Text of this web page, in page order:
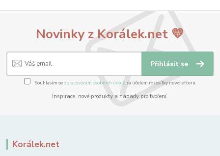
Novinky z Korálek.net 💛
Přihlásit se
Souhlasím se zpracováním osobních údajůza účelem rozesílky newsletteru.
Inspirace, nové produkty a nápady pro tvoření.
Korálek.net